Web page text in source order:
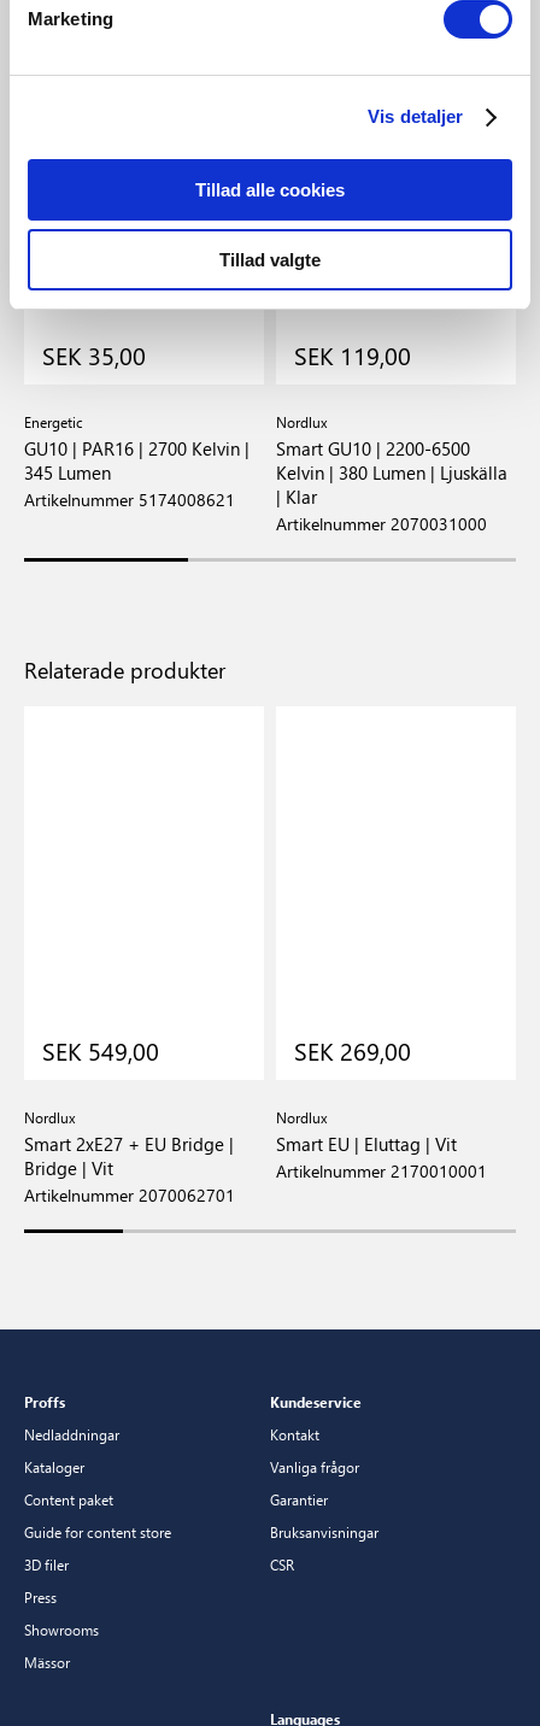
Marketing
Vis detaljer
Tillad alle cookies
Tillad valgte
SEK 35,00
Energetic
GU10 | PAR16 | 2700 Kelvin |
345 Lumen
Artikelnummer 5174008621
SEK 119,00
Nordlux
Smart GU10 | 2200-6500
Kelvin | 380 Lumen | Ljuskälla
| Klar
Artikelnummer 2070031000
Relaterade produkter
SEK 549,00
Nordlux
Smart 2xE27 + EU Bridge |
Bridge | Vit
Artikelnummer 2070062701
SEK 269,00
Nordlux
Smart EU | Eluttag | Vit
Artikelnummer 2170010001
Proffs
Nedladdningar
Kataloger
Content paket
Guide for content store
3D filer
Press
Showrooms
Mässor
Kundeservice
Kontakt
Vanliga frågor
Garantier
Bruksanvisningar
CSR
Languages